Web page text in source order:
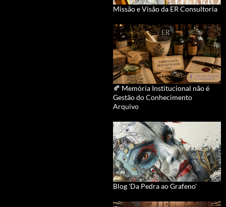
Missão e Visão da ER Consultoria
🍂 Memória Institucional não é
Gestão do Conhecimento
Arquivo
Blog 'Da Pedra ao Grafeno'